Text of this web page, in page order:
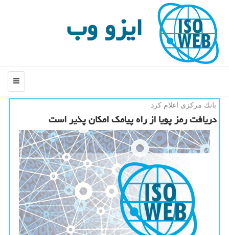
ایزو وب
منو
بانك مركزی اعلام كرد
دریافت رمز پویا از راه پیامك امكان پذیر است